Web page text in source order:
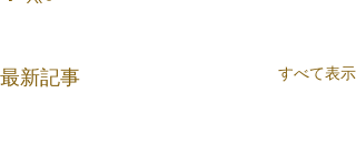
最新記事 すべて表示